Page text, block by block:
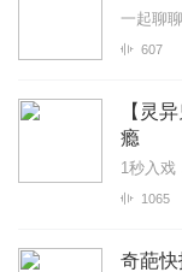
一起聊
607
【灵
瘾
1秒入戏
1065
奇葩快